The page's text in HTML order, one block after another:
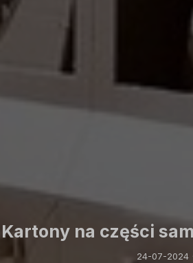
Kartony na części
24-07-2024